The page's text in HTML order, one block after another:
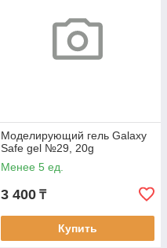
Моделирующий гель Galaxy
Safe gel №29, 20g
Менее 5 ед.
3 400 ₸
Купить